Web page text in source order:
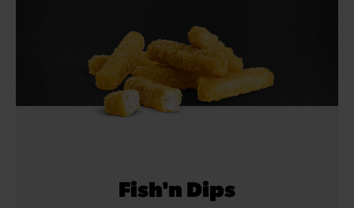
Fish'n Dips